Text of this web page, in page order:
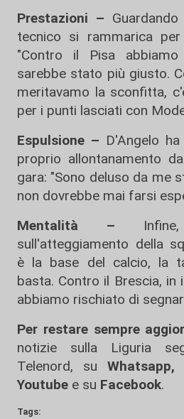
Prestazioni –
tecnico si rammarica
"Contro il Pisa
sarebbe stato più giusto.
meritavamo la sconfitta,
per i punti lasciati con
Espulsione – D'Angelo
proprio allontanamento
gara: "Sono deluso da me
non dovrebbe mai farsi
Mentalità –
sull'atteggiamento della
è la base del calcio, la
basta. Contro il Brescia, in
abbiamo rischiato di
Per restare sempre
notizie sulla Liguria
Telenord, su
Whatsapp,
Youtube e su Facebook.
Tags: